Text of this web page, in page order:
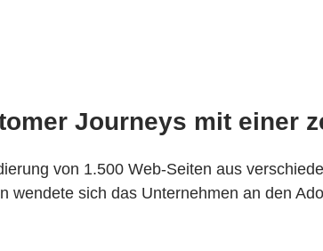
Journeys mit einer
von 1.500 Web-Seiten aus
wendete sich das Unternehmen an den